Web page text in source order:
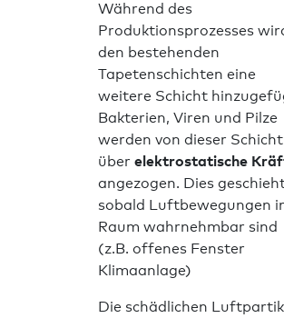
Während des
Produktionsprozesses
den bestehenden
Tapetenschichten eine
weitere Schicht
Bakterien, Viren und Pilze
werden von dieser Schicht
über elektrostatische
angezogen. Dies
sobald Luftbewegungen
Raum wahrnehmbar sind
(z.B. offenes Fenster
Klimaanlage)
Die schädlichen